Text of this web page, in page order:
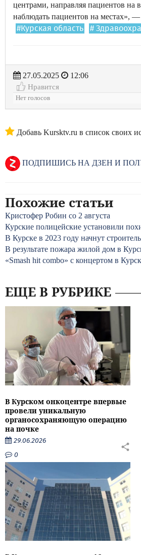
центрами, направляя пациентов
наблюдать пациентов на местах»,
#Курская область #
27.05.2025
12:06
Нравится
Нет голосов
Добавь Kursktv.ru в список своих
ПОДПИШИСЬ НА ДЗЕН И
Похожие статьи
Кристофер Робин со 2 августа
Курские полицейские установили
В Курске в 2023 году начнут
В результате пожара жилой дом в
«Smash hit combo» с концертом в
ЕЩЕ В РУБРИКЕ
В Курском онкоцентре впервые
провели уникальную
органосохраняющую операцию
на почке
29.06.2026
0